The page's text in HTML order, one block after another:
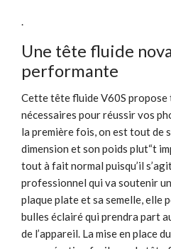
Une tête fluide
performante
Cette tête fluide V60S
nécessaires pour réussir vos
la première fois, on est tout de
dimension et son poids plut“t
tout à fait normal puisqu’il
professionnel qui va soutenir
plaque plate et sa semelle, elle
bulles éclairé qui prendra part
de l’appareil. La mise en place